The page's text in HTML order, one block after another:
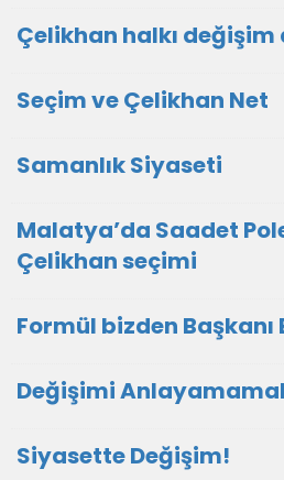
Çelikhan halkı değişim
Seçim ve Çelikhan Net
Samanlık Siyaseti
Malatya’da Saadet
Çelikhan seçimi
Formül bizden
Değişimi
Siyasette Değişim!